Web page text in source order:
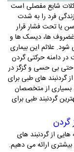
شایع مفصلی است
فرد را به شدت
سن یا تحت فشار قرار
ها، دیسک ها و
علائم این بیماری
در دامنه حرکتی گردن
حتی بی حسی و گزگز در
گردنبند های طبی برای
بسیاری از متخصصان
گردنبند طبی برای
گردن
از گردنبند های
ارائه می دهیم.